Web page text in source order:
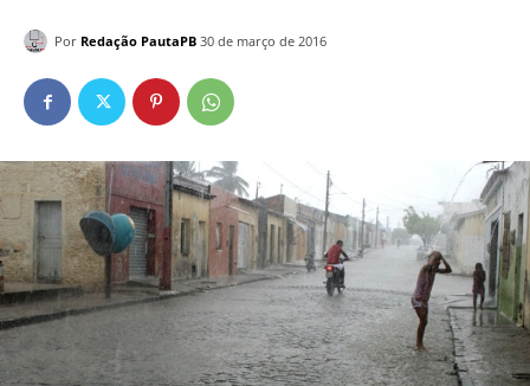
Por Redação PautaPB 30 de março de 2016